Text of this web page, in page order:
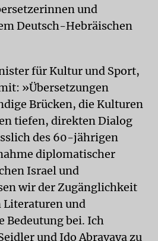
und
Deutsch-Hebräischen
für Kultur und Sport,
»Übersetzungen
Brücken, die Kulturen
tiefen, direkten Dialog
des 60-jährigen
diplomatischer
Israel und
wir der Zugänglichkeit
Literaturen und
Bedeutung bei. Ich
und Ido Abravaya zu